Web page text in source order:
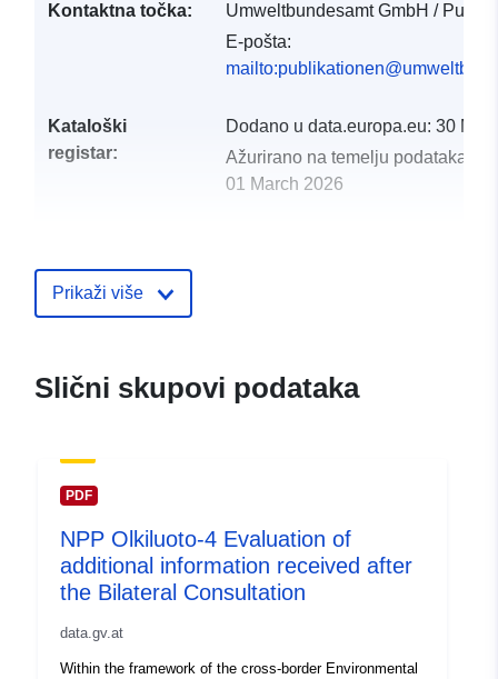
Kontaktna točka:
Umweltbundesamt GmbH /
E-pošta:
Kataloški
registar:
Dodano u data.europa.eu: 30
Ažurirano na temelju
01 March 2026
Prikaži više
Slični skupovi podataka
PDF
NPP Olkiluoto-4 Evaluation of
additional information received after
the Bilateral Consultation
data.gv.at
Within the framework of the cross-border Environmental